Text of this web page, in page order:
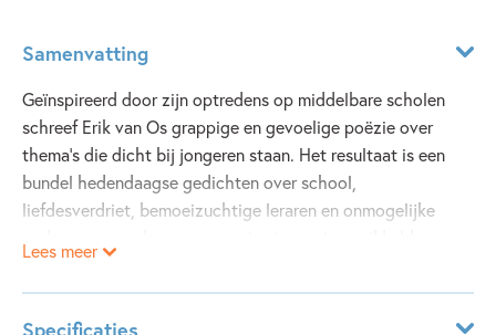
Samenvatting
Geïnspireerd door zijn optredens op middelbare scholen
schreef Erik van Os grappige en gevoelige poëzie over
thema’s die dicht bij jongeren staan. Het resultaat is een
bundel hedendaagse gedichten over school,
liefdesverdriet, bemoeizuchtige leraren en onmogelijke
wereld. De gedichten werden in kleur geïllustreerd door
drievoudig Gouden Penseel-winnaar Jan Jutte.
Diverse gedichten zijn op muziek gezet en te beluisteren
Lees meer